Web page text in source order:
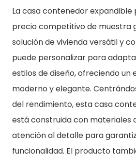
La casa contenedor
precio competitivo de muestra
solución de vivienda versátil y
puede personalizar para
estilos de diseño, ofreciendo un
moderno y elegante.
del rendimiento, esta casa
está construida con materiales
atención al detalle para
funcionalidad. El producto